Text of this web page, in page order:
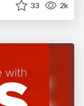
33 2k